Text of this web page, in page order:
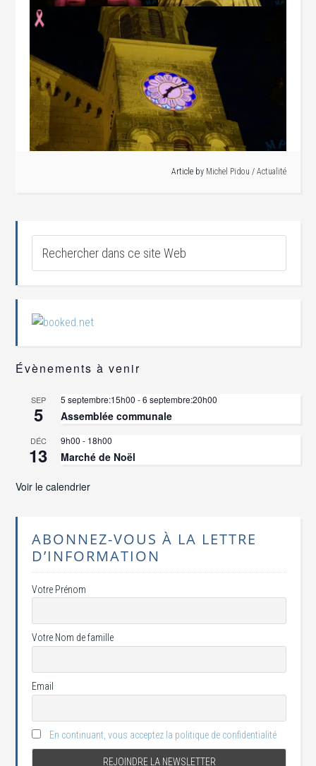
Article by Michel Pidou / Actualité
Évènements à venir
SEP
5
5 septembre:15h00 -6 septembre:20h00
Assemblée communale
DÉC
13
9h00 - 18h00
Marché de Noël
Voir le calendrier
ABONNEZ-VOUS À LA LETTRE
D’INFORMATION
Votre Prénom
Votre Nom de famille
Email
En continuant, vous acceptez la politique de confidentialité